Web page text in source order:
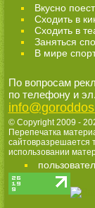
Вкусно
Сходить в
Cходить в
Заняться
В мире
По вопросам
по телефону и
© Copyright 2009 -
Перепечатка
сайтовразрешается
использовании